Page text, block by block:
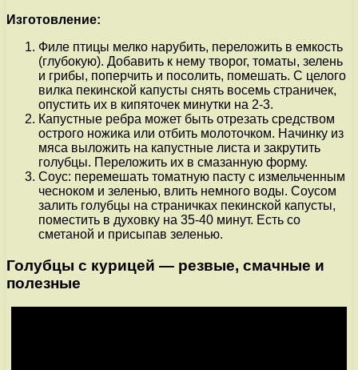
Изготовление:
Филе птицы мелко нарубить, переложить в емкость
(глубокую). Добавить к нему творог, томаты, зелень
и грибы, поперчить и посолить, помешать. С целого
вилка пекинской капусты снять восемь страничек,
опустить их в кипяточек минутки на 2-3.
Капустные ребра может быть отрезать средством
острого ножика или отбить молоточком. Начинку из
мяса выложить на капустные листа и закрутить
голубцы. Переложить их в смазанную форму.
Соус: перемешать томатную пасту с измельченным
чесноком и зеленью, влить немного воды. Соусом
залить голубцы на страничках пекинской капусты,
поместить в духовку на 35-40 минут. Есть со
сметаной и присыпав зеленью.
Голубцы с курицей — резвые, смачные и
полезные